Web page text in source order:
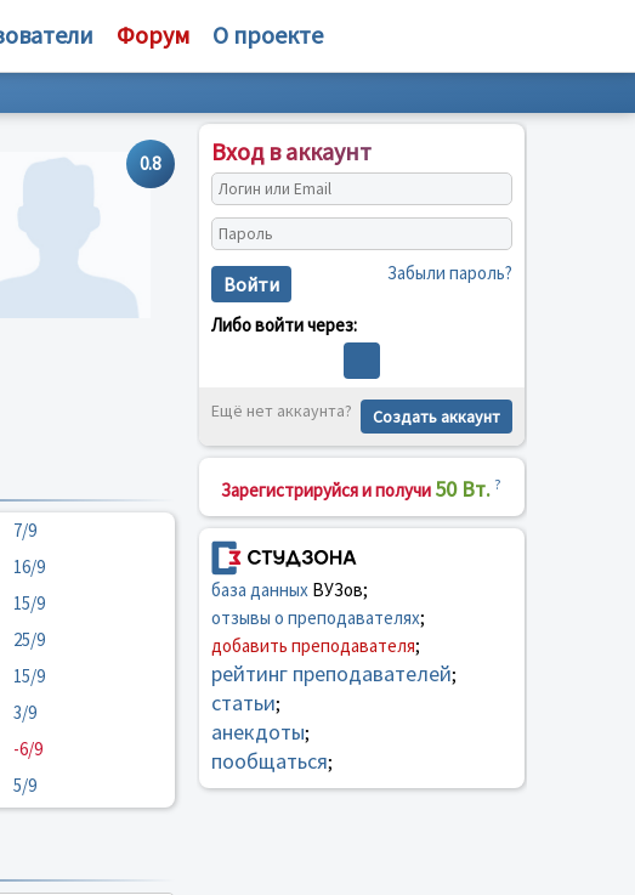
Форум О проекте
0.8
7/9
16/9
15/9
25/9
15/9
3/9
-6/9
5/9
Вход в аккаунт
Войти Забыли пароль?
Либо войти через:
Ещё нет аккаунта? Создать аккаунт
Зарегистрируйся и получи 50 Вт. ?
база данныхВУЗов;
отзывы о преподавателях;
добавить преподавателя;
рейтинг преподавателей;
статьи;
анекдоты;
пообщаться;